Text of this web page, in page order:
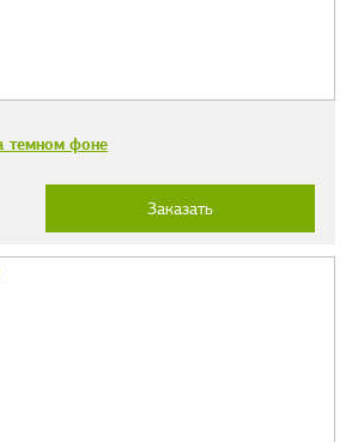
темном фоне
Заказать